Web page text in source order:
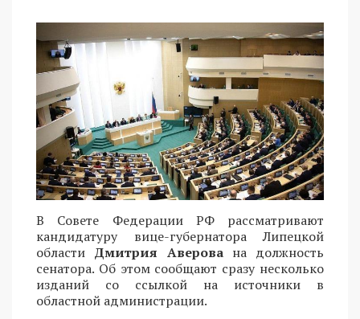
В Совете Федерации РФ рассматривают
кандидатуру вице-губернатора Липецкой
области Дмитрия Аверована должность
сенатора. Об этом сообщают сразу несколько
изданий со ссылкой на источники в
областной администрации.